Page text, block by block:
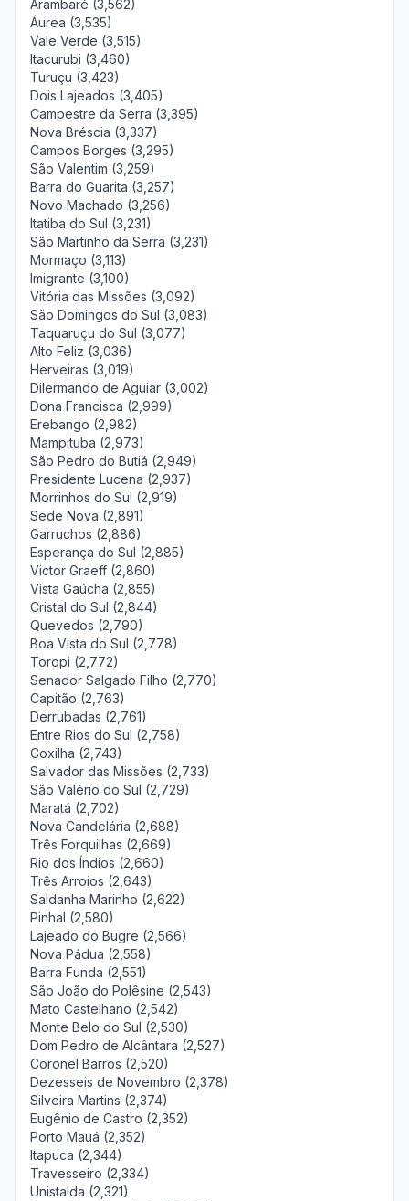
Arambaré (3,562)
Áurea (3,535)
Vale Verde (3,515)
Itacurubi (3,460)
Turuçu (3,423)
Dois Lajeados (3,405)
Campestre da Serra (3,395)
Nova Bréscia (3,337)
Campos Borges (3,295)
São Valentim (3,259)
Barra do Guarita (3,257)
Novo Machado (3,256)
Itatiba do Sul (3,231)
São Martinho da Serra (3,231)
Mormaço (3,113)
Imigrante (3,100)
Vitória das Missões (3,092)
São Domingos do Sul (3,083)
Taquaruçu do Sul (3,077)
Alto Feliz (3,036)
Herveiras (3,019)
Dilermando de Aguiar (3,002)
Dona Francisca (2,999)
Erebango (2,982)
Mampituba (2,973)
São Pedro do Butiá (2,949)
Presidente Lucena (2,937)
Morrinhos do Sul (2,919)
Sede Nova (2,891)
Garruchos (2,886)
Esperança do Sul (2,885)
Victor Graeff (2,860)
Vista Gaúcha (2,855)
Cristal do Sul (2,844)
Quevedos (2,790)
Boa Vista do Sul (2,778)
Toropi (2,772)
Senador Salgado Filho (2,770)
Capitão (2,763)
Derrubadas (2,761)
Entre Rios do Sul (2,758)
Coxilha (2,743)
Salvador das Missões (2,733)
São Valério do Sul (2,729)
Maratá (2,702)
Nova Candelária (2,688)
Três Forquilhas (2,669)
Rio dos Índios (2,660)
Três Arroios (2,643)
Saldanha Marinho (2,622)
Pinhal (2,580)
Lajeado do Bugre (2,566)
Nova Pádua (2,558)
Barra Funda (2,551)
São João do Polêsine (2,543)
Mato Castelhano (2,542)
Monte Belo do Sul (2,530)
Dom Pedro de Alcântara (2,527)
Coronel Barros (2,520)
Dezesseis de Novembro (2,378)
Silveira Martins (2,374)
Eugênio de Castro (2,352)
Porto Mauá (2,352)
Itapuca (2,344)
Travesseiro (2,334)
Unistalda (2,321)